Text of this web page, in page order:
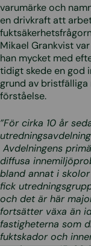
varumärke och
en drivkraft att
Mikael Grankvist
han mycket med
tidigt skede en god
grund av bristfälliga
förståelse.
”För cirka 10 år
Avdelningens
diffusa
bland annat i
fick
och det är här
fortsätter växa än
fastigheterna som
fuktskador och